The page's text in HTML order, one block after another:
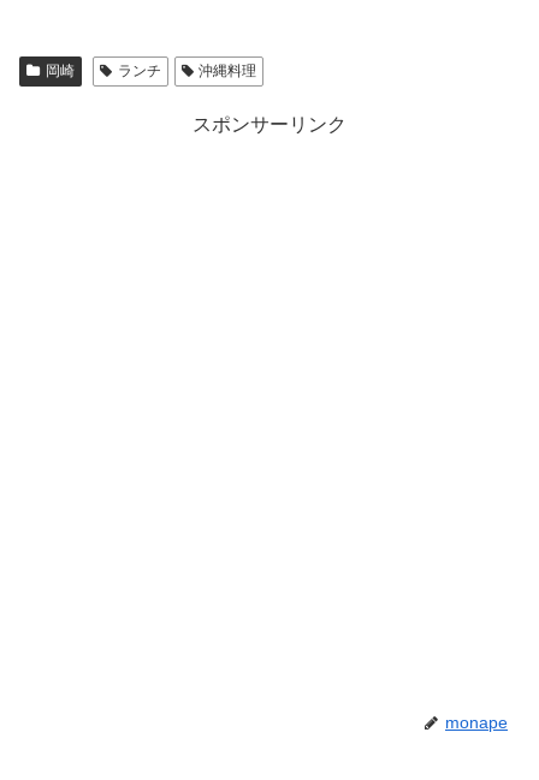
岡崎 ランチ 沖縄料理
スポンサーリンク
monape